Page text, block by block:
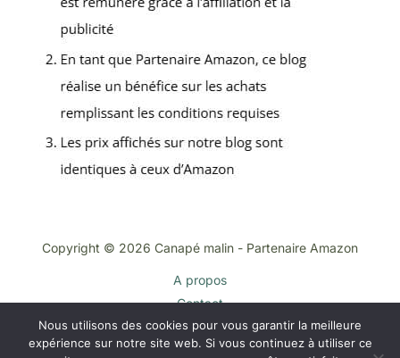
Copyright © 2026 Canapé malin - Partenaire Amazon
A propos
Contact
Plan du site
Mentions légales
Nous utilisons des cookies pour vous garantir la meilleure
expérience sur notre site web. Si vous continuez à utiliser ce